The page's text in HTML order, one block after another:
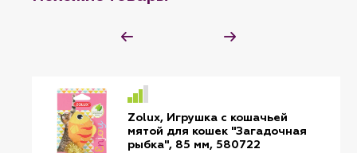
Zolux, Игрушка с кошачьей
мятой для кошек "Загадочная
рыбка", 85 мм, 580722